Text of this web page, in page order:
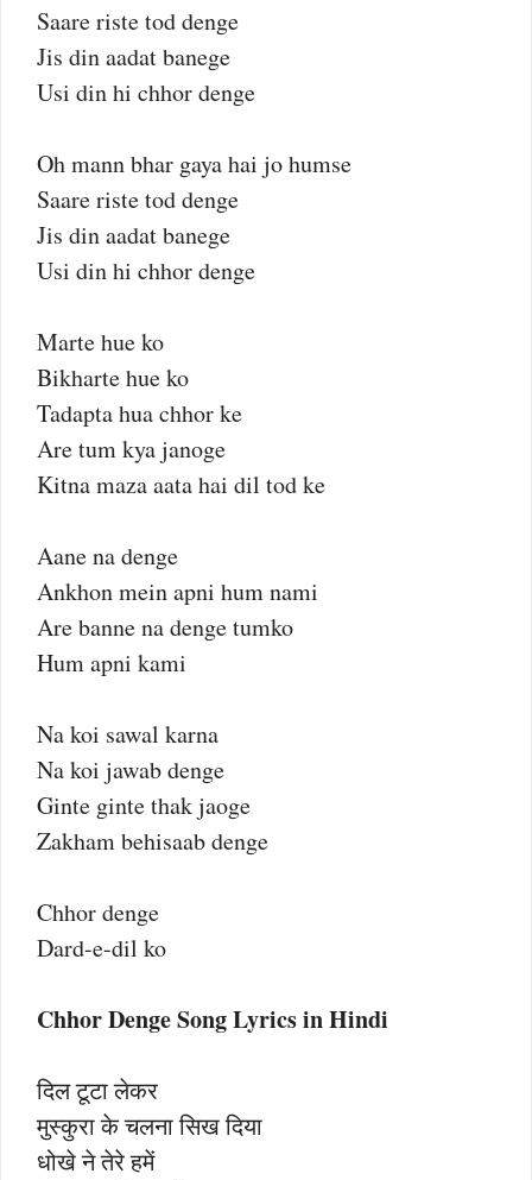
Saare riste tod denge
Jis din aadat banege
Usi din hi chhor denge
Oh mann bhar gaya hai jo humse
Saare riste tod denge
Jis din aadat banege
Usi din hi chhor denge
Marte hue ko
Bikharte hue ko
Tadapta hua chhor ke
Are tum kya janoge
Kitna maza aata hai dil tod ke
Aane na denge
Ankhon mein apni hum nami
Are banne na denge tumko
Hum apni kami
Na koi sawal karna
Na koi jawab denge
Ginte ginte thak jaoge
Zakham behisaab denge
Chhor denge
Dard-e-dil ko
Chhor Denge Song Lyrics in Hindi
दिल टूटा लेकर
मुस्कुरा के चलना सिख दिया
धोखे ने तेरे हमें